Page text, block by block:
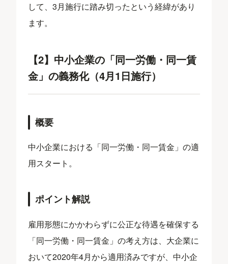
して、3月施行に踏み切ったという経緯があり
ます。
【2】中小企業の「同一労働・同一賃
金」の義務化（4月1日施行）
概要
中小企業における「同一労働・同一賃金」の適
用スタート。
ポイント解説
雇用形態にかかわらずに公正な待遇を確保する
「同一労働・同一賃金」の考え方は、大企業に
おいて2020年4月から適用済みですが、中小企